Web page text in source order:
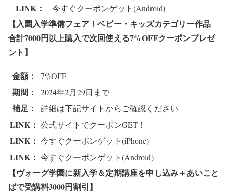
LINK： 今すぐクーポンゲット(Android)
【入園入学準備フェア！ベビー・キッズカテゴリー作品
合計7000円以上購入で次回使える7%OFFクーポンプレゼ
ント 】
金額： 7%OFF
期間： 2024年2月29日まで
補足： 詳細は下記サイトからご確認ください
LINK： 公式サイトでクーポンGET！
LINK： 今すぐクーポンゲット(iPhone)
LINK： 今すぐクーポンゲット(Android)
【ヴォーグ学園に新入学＆定期講座を申し込み＋あいこと
ばで受講料3000円割引】